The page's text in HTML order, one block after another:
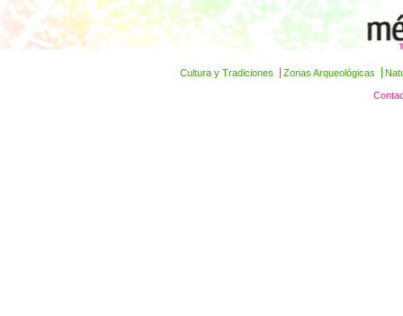
Cultura y Tradiciones Zonas Arqueológicas